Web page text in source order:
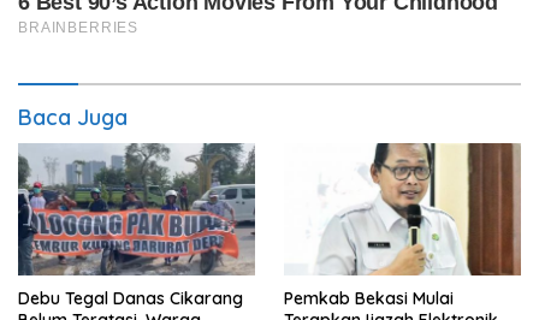
Baca Juga
Debu Tegal Danas Cikarang
Pemkab Bekasi Mulai